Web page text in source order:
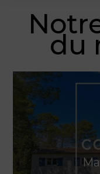
du